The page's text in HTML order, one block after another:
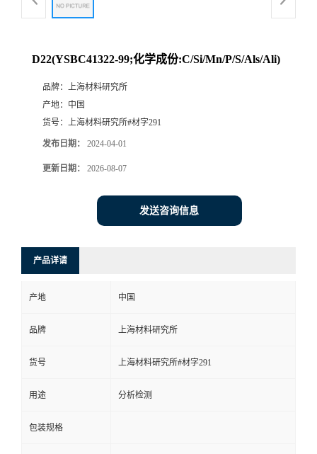
D22(YSBC41322-99;化学成份:C/Si/Mn/P/S/Als/Ali)
品牌： 上海材料研究所
产地： 中国
货号： 上海材料研究所#材字291
发布日期： 2024-04-01
更新日期： 2026-08-07
发送咨询信息
产品详请
产地 中国
品牌 上海材料研究所
货号 上海材料研究所#材字291
用途 分析检测
包装规格